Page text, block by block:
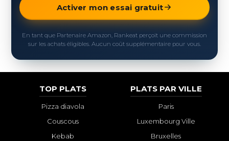
Activer mon essai gratuit
En tant que Partenaire Amazon, Rankeat perçoit une commission
sur les achats éligibles. Aucun coût supplémentaire pour vous.
TOP PLATS
Pizza diavola
Couscous
Kebab
PLATS PAR VILLE
Paris
Luxembourg Ville
Bruxelles